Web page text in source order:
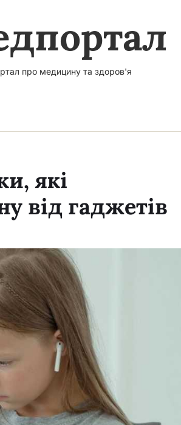
про медицину та здоров'я
які
від гаджетів